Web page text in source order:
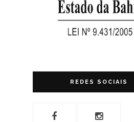
REDES SOCIAIS